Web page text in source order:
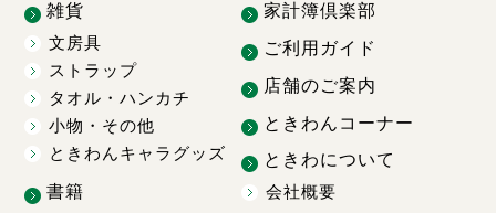
雑貨
文房具
ストラップ
タオル・ハンカチ
小物・その他
ときわんキャラグッズ
書籍
家計簿倶楽部
ご利用ガイド
店舗のご案内
ときわんコーナー
ときわについて
会社概要